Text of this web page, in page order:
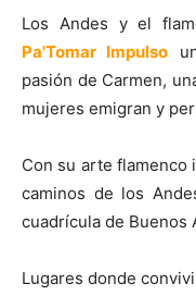
Los Andes y el
Pa'Tomar Impulso
pasión de Carmen,
mujeres emigran y
Con su arte flamenco
caminos de los
cuadrícula de Buenos
Lugares donde